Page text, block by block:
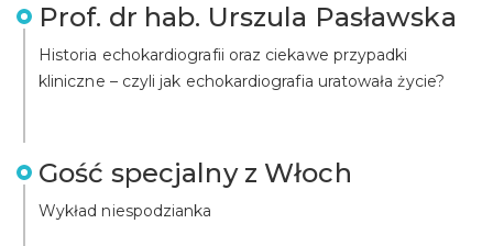
Prof. dr hab. Urszula Pasławska
Historia echokardiografii oraz ciekawe przypadki
kliniczne – czyli jak echokardiografia uratowała życie?
Gość specjalny z Włoch
Wykład niespodzianka